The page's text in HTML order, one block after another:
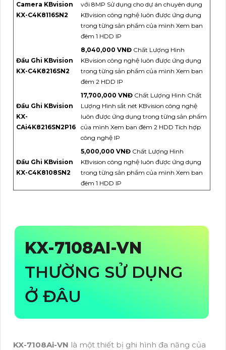
Camera KBvision
KX-C4K8116SN2
với 8MP Sử dụng cho dự án chuyên dụng
KBvision công nghệ luôn được ứng dụng
trong từng sản phẩm của mình Xem ban
đêm 1 HDD IP
Đầu Ghi KBvision
KX-C4K8216SN2
8,040,000 VNĐ Chất Lượng Hình
KBvision công nghệ luôn được ứng dụng
trong từng sản phẩm của mình Xem ban
đêm 2 HDD IP
Đầu Ghi KBvision
KX-
CAi4K8216SN2P16
17,700,000 VNĐ Chất Lượng Hình Chất
Lượng Hình sắt nét KBvision công nghệ
luôn được ứng dụng trong từng sản phẩm
của mình Xem ban đêm 2 HDD Tích hợp
công nghệ IP
Đầu Ghi KBvision
KX-C4K8108SN2
5,000,000 VNĐ Chất Lượng Hình
KBvision công nghệ luôn được ứng dụng
trong từng sản phẩm của mình Xem ban
đêm 1 HDD IP
KX-7108AI-VN
THƯỜNG SỬ DỤNG
Ở ĐÂU
KX-7108Ai-VN là một thiết bị ghi hình đa năng của